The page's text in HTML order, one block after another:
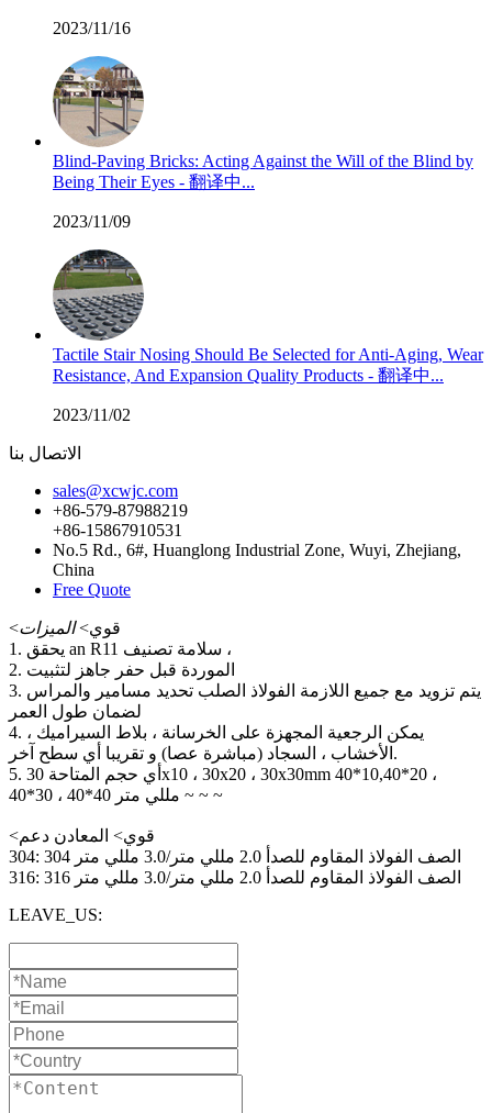
2023/11/16
Blind-Paving Bricks: Acting Against the Will of the Blind by
Being Their Eyes - 翻译中...
2023/11/09
Tactile Stair Nosing Should Be Selected for Anti-Aging, Wear
Resistance, And Expansion Quality Products - 翻译中...
2023/11/02
الاتصال بنا
sales@xcwjc.com
+86-579-87988219
+86-15867910531
No.5 Rd., 6#, Huanglong Industrial Zone, Wuyi, Zhejiang,
China
Free Quote
<قوي>الميزات
1. يحقق an R11 سلامة تصنيف ،
2. الموردة قبل حفر جاهز لتثبيت
3. يتم تزويد مع جميع اللازمة الفولاذ الصلب تحديد مسامير والمراس
لضمان طول العمر
4. يمكن الرجعية المجهزة على الخرسانة ، بلاط السيراميك ،
الأخشاب ، السجاد (مباشرة عصا) و تقريبا أي سطح آخر.
5. أي حجم المتاحة 30x10 ، 30x20 ، 30x30mm 40*10,40*20 ،
40*30 ، 40*40 مللي متر ~ ~ ~
<قوي> المعادن دعم
304: 304 الصف الفولاذ المقاوم للصدأ 2.0 مللي متر/3.0 مللي متر
316: 316 الصف الفولاذ المقاوم للصدأ 2.0 مللي متر/3.0 مللي متر
LEAVE_US: